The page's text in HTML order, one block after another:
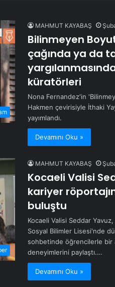
MAHMUT KAYABAŞ
Bilinmeyen
çağında ya da
küratörleri
Nona Fernandez'in
Hakmen çevirisiyle İthaki
yayımlandı.
Devamını Oku »
MAHMUT KAYABAŞ
Kocaeli Valisi
kariyer
buluştu
Kocaeli Valisi Seddar
Sosyal Bilimler Lisesi'nde
sohbetinde öğrencilerle bir
deneyimlerini paylaştı.…
Devamını Oku »